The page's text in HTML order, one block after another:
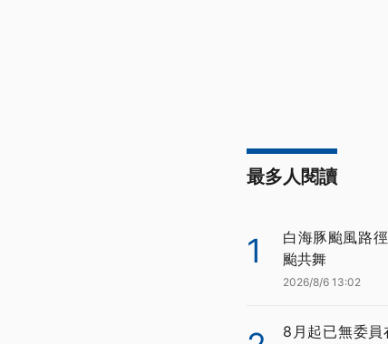
最多人閱讀
1
白海豚颱風路
颱共舞
2026/8/6 13:02
8月起已無委